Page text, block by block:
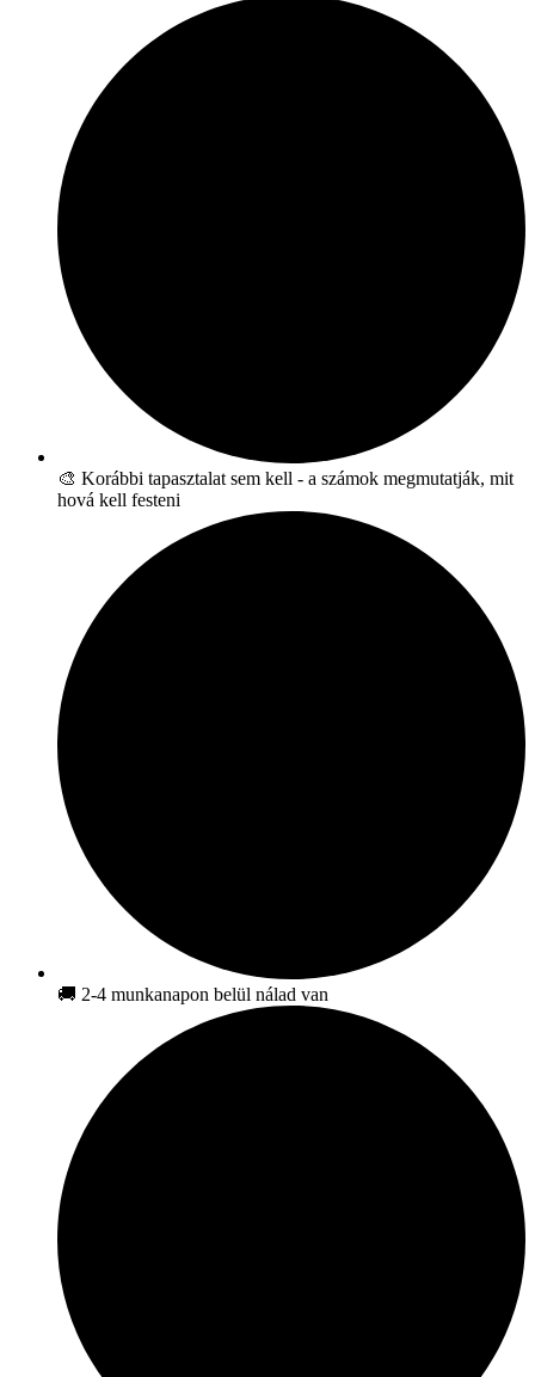
🎨 Korábbi tapasztalat sem kell - a számok megmutatják, mit
hová kell festeni
🚚 2-4 munkanapon belül nálad van